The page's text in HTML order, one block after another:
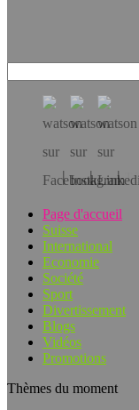
Page d'accueil
Suisse
International
Economie
Société
Sport
Divertissement
Blogs
Vidéos
Promotions
Thèmes du moment